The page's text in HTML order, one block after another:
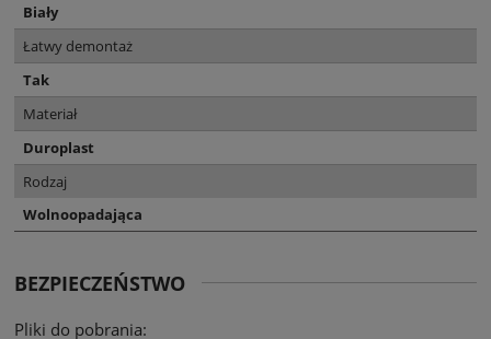
Biały
Łatwy demontaż
Tak
Materiał
Duroplast
Rodzaj
Wolnoopadająca
BEZPIECZEŃSTWO
Pliki do pobrania: